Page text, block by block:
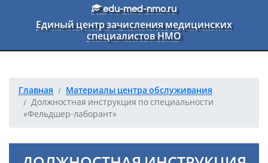
Перейти к основному текстуedu-med-nmo.ru
Единый центр зачисления медицинских
специалистов НМО
Главная
Материалы центра обслуживания
Должностная инструкция по специальности
«Фельдшер-лаборант»